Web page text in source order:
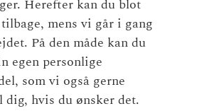
Herefter kan du blot
mens vi går i gang
På den måde kan du
egen personlige
som vi også gerne
dig, hvis du ønsker det.